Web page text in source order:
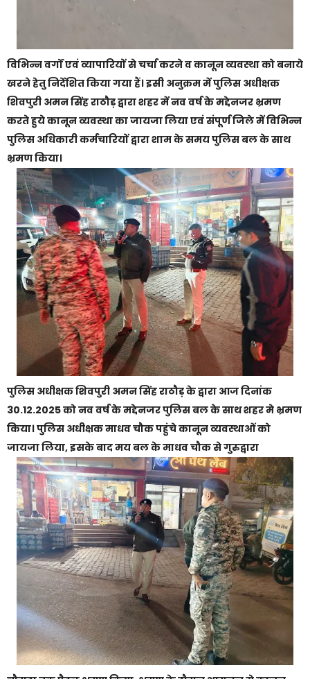
विभिन्न वर्गों एवं व्यापारियों से चर्चा करने व कानून व्यवस्था को बनाये
खरने हेतु निर्देशित किया गया हैं। इसी अनुक्रम में पुलिस अधीक्षक
शिवपुरी अमन सिंह राठौड़ द्वारा शहर में नव वर्ष के मद्देनजर भ्रमण
करते हुये कानून व्यवस्था का जायजा लिया एवं संपूर्ण जिले में विभिन्न
पुलिस अधिकारी कर्मचारियों द्वारा शाम के समय पुलिस बल के साथ
भ्रमण किया।
पुलिस अधीक्षक शिवपुरी अमन सिंह राठौड़ के द्वारा आज दिनांक
30.12.2025 को नव वर्ष के मद्देनजर पुलिस बल के साथ शहर मे भ्रमण
किया। पुलिस अधीक्षक माधव चौक पहुंचे कानून व्यवस्थाओं को
जायजा लिया, इसके बाद मय बल के माधव चौक से गुरुद्वारा